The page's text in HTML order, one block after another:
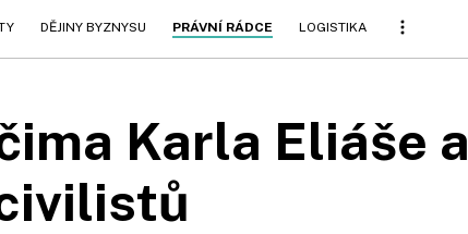
DĚJINY BYZNYSU PRÁVNÍ RÁDCE LOGISTIKA
Karla Eliáše a